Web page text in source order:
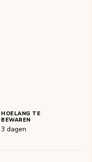
HOELANG TE
BEWAREN
3 dagen